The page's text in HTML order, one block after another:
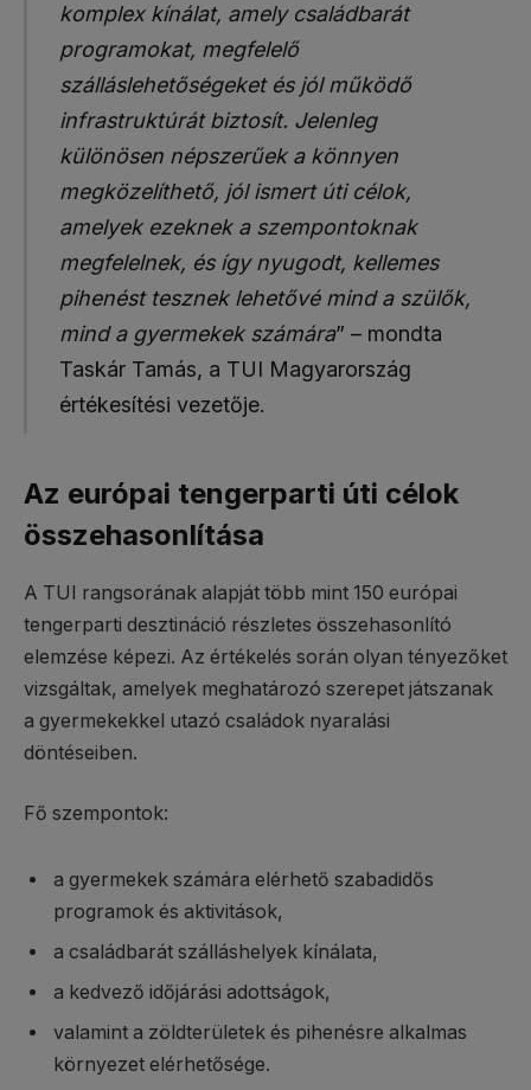
komplex kínálat, amely családbarát
programokat, megfelelő
szálláslehetőségeket és jól működő
infrastruktúrát biztosít. Jelenleg
különösen népszerűek a könnyen
megközelíthető, jól ismert úti célok,
amelyek ezeknek a szempontoknak
megfelelnek, és így nyugodt, kellemes
pihenést tesznek lehetővé mind a szülők,
mind a gyermekek számára” – mondta
Taskár Tamás, a TUI Magyarország
értékesítési vezetője.
Az európai tengerparti úti célok
összehasonlítása
A TUI rangsorának alapját több mint 150 európai
tengerparti desztináció részletes összehasonlító
elemzése képezi. Az értékelés során olyan tényezőket
vizsgáltak, amelyek meghatározó szerepet játszanak
a gyermekekkel utazó családok nyaralási
döntéseiben.
Fő szempontok:
a gyermekek számára elérhető szabadidős
programok és aktivitások,
a családbarát szálláshelyek kínálata,
a kedvező időjárási adottságok,
valamint a zöldterületek és pihenésre alkalmas
környezet elérhetősége.